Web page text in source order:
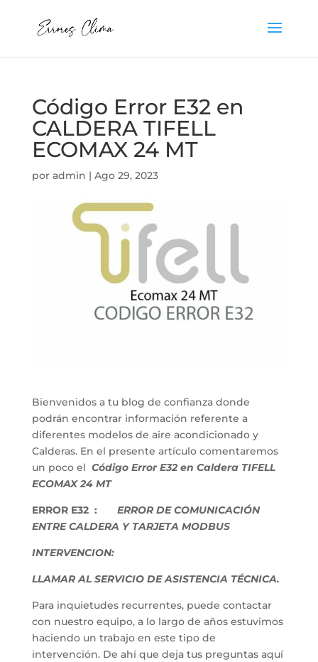
Código Error E32 en
CALDERA TIFELL
ECOMAX 24 MT
por admin | Ago 29, 2023
Bienvenidos a tu blog de confianza donde
podrán encontrar información referente a
diferentes modelos de aire acondicionado y
Calderas. En el presente artículo comentaremos
un poco el Código Error E32 en Caldera TIFELL
ECOMAX 24 MT
ERROR E32 :
ERROR DE COMUNICACIÓN
ENTRE CALDERA Y TARJETA MODBUS
INTERVENCION:
LLAMAR AL SERVICIO DE ASISTENCIA TÉCNICA.
Para inquietudes recurrentes, puede contactar
con nuestro equipo, a lo largo de años estuvimos
haciendo un trabajo en este tipo de
intervención. De ahí que deja tus preguntas aquí